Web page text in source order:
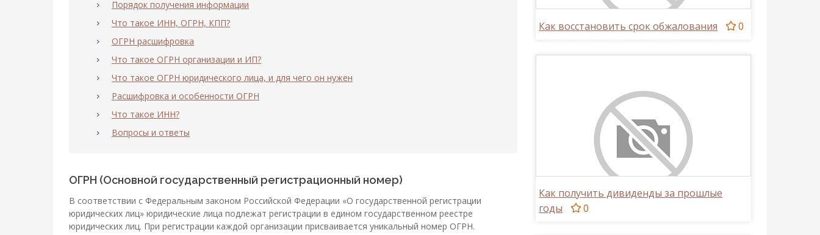
Порядок получения информации
Что такое ИНН, ОГРН, КПП?
ОГРН расшифровка
Что такое ОГРН организации и ИП?
Что такое ОГРН юридического лица, и для чего он нужен
Расшифровка и особенности ОГРН
Что такое ИНН?
Вопросы и ответы
ОГРН (Основной государственный регистрационный номер)
В соответствии с Федеральным законом Российской Федерации «О государственной регистрации
юридических лиц» юридические лица подлежат регистрации в едином государственном реестре
юридических лиц. При регистрации каждой организации присваивается уникальный номер ОГРН.
Как восстановить срок обжалования 0
Как получить дивиденды за прошлые
годы
0